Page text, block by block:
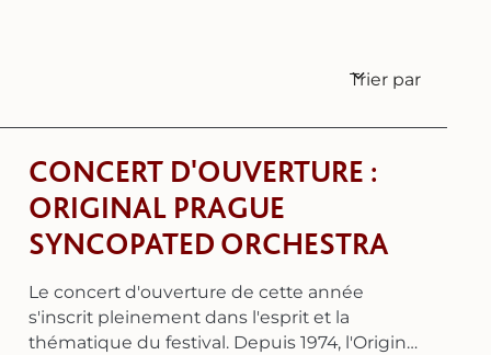
Trier par
CONCERT D'OUVERTURE :
ORIGINAL PRAGUE
SYNCOPATED ORCHESTRA
Le concert d'ouverture de cette année
s'inscrit pleinement dans l'esprit et la
thématique du festival. Depuis 1974, l'Original